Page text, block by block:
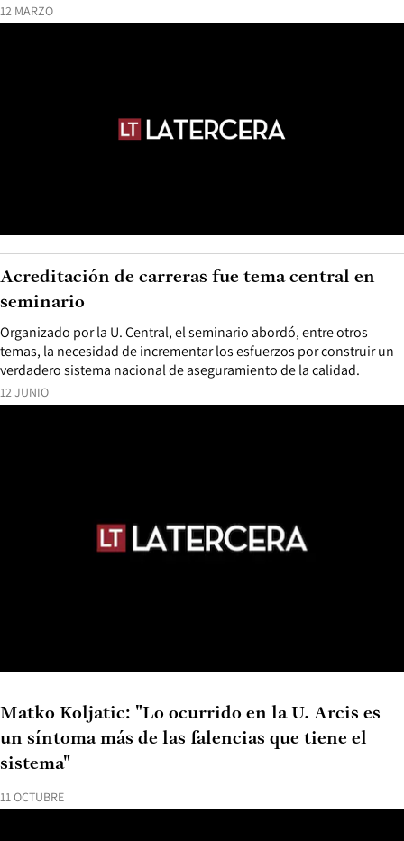
12 MARZO
12 JUNIO
Organizado por la U. Central, el seminario abordó, entre otros
temas, la necesidad de incrementar los esfuerzos por construir un
verdadero sistema nacional de aseguramiento de la calidad.
Acreditación de carreras fue tema central en
seminario
11 OCTUBRE
Matko Koljatic: "Lo ocurrido en la U. Arcis es
un síntoma más de las falencias que tiene el
sistema"